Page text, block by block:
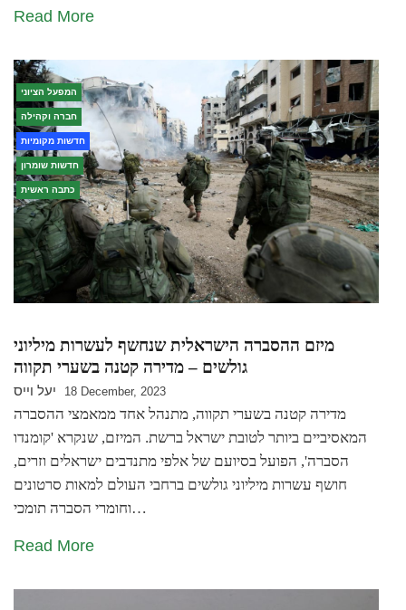
Read More
המפעל הציוני
חברה וקהילה
חדשות מקומיות
חדשות שומרון
כתבה ראשית
מיזם ההסברה הישראלית שנחשף לעשרות מיליוני
גולשים – מדירה קטנה בשערי תקווה
יעל וייס 18 December, 2023
מדירה קטנה בשערי תקווה, מתנהל אחד ממאמצי ההסברה
המאסיביים ביותר לטובת ישראל ברשת. המיזם, שנקרא 'קומנדו
הסברה', הפועל בסיועם של אלפי מתנדבים ישראלים וזרים,
חושף עשרות מיליוני גולשים ברחבי העולם למאות סרטונים
וחומרי הסברה תומכי…
Read More